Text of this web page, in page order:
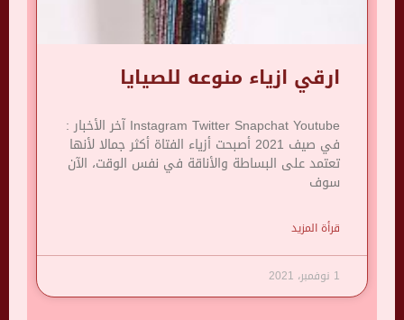
ارقي ازياء منوعه للصيايا
Instagram Twitter Snapchat Youtube آخر الأخبار :
في صيف 2021 أصبحت أزياء الفتاة أكثر جمالا لأنها
تعتمد على البساطة والأناقة في نفس الوقت، الآن
سوف
قرأة المزيد
1 نوفمبر، 2021